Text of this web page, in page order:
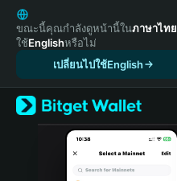
English
日本語
Tiếng Việt
Español (Latinoamérica)
Türkçe
Italiano
ขณะนี้คุณกำลังดูหน้านี้ในภาษาไทย
ใช้Englishหรือไม่
เปลี่ยนไปใช้English